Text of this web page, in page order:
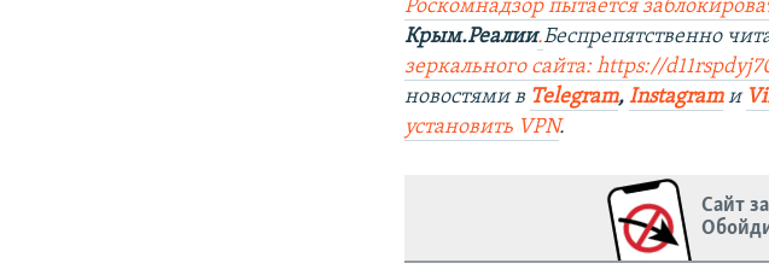
Роскомнадзор пытается
Крым.Реалии.Беспрепятственно
зеркального сайта: https://
новостями в Telegram,Instagramи
установить VPN.
Сайт